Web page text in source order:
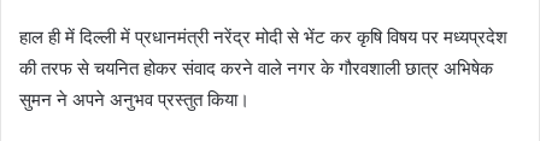
हाल ही में दिल्ली में प्रधानमंत्री नरेंद्र मोदी से भेंट कर कृषि विषय पर मध्यप्रदेश
की तरफ से चयनित होकर संवाद करने वाले नगर के गौरवशाली छात्र अभिषेक
सुमन ने अपने अनुभव प्रस्तुत किया।